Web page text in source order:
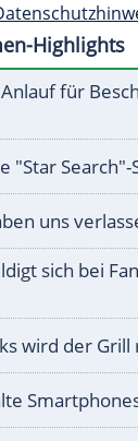
Highlights
für
"Star
uns
sich bei
wird der Grill